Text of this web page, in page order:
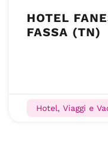
HOTEL
FASSA (TN)
Hotel, Viaggi e